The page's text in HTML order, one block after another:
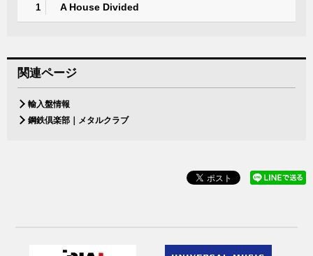
1 A House Divided
関連ページ
輸入盤情報
鋼鉄倶楽部｜メタルクラブ